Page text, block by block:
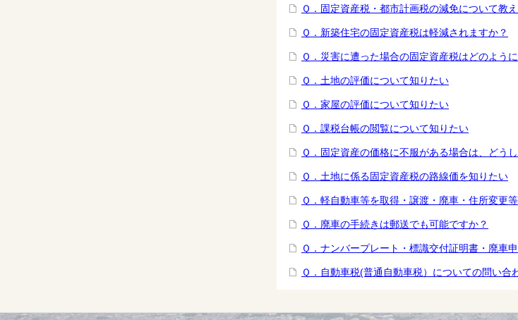
Ｑ．固定資産税・都市計画税の減免について教
Ｑ．新築住宅の固定資産税は軽減されますか？
Ｑ．災害に遭った場合の固定資産税はどのよう
Ｑ．土地の評価について知りたい
Ｑ．家屋の評価について知りたい
Ｑ．課税台帳の閲覧について知りたい
Ｑ．固定資産の価格に不服がある場合は、どう
Ｑ．土地に係る固定資産税の路線価を知りたい
Ｑ．軽自動車等を取得・譲渡・廃車・住所変更
Ｑ．廃車の手続きは郵送でも可能ですか？
Ｑ．ナンバープレート・標識交付証明書・廃車
Ｑ．自動車税(普通自動車税）についての問い合